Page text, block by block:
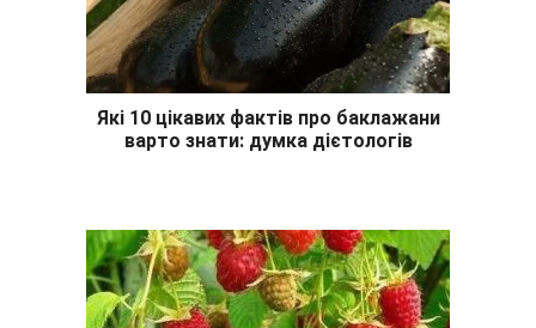
Які 10 цікавих фактів про баклажани
варто знати: думка дієтологів